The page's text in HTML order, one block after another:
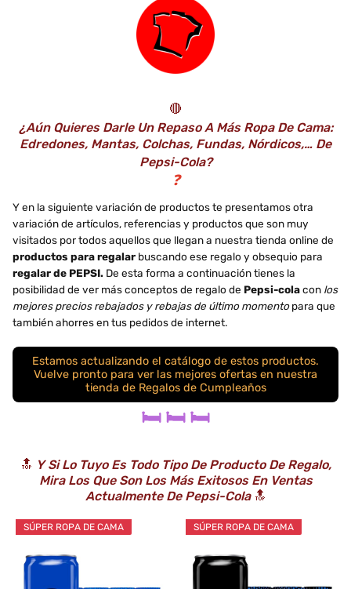
🔴
¿Aún Quieres Darle Un Repaso A Más Ropa De Cama:
Edredones, Mantas, Colchas, Fundas, Nórdicos,… De
Pepsi-Cola?
❓
Y en la siguiente variación de productos te presentamos otra
variación de artículos, referencias y productos que son muy
visitados por todos aquellos que llegan a nuestra tienda online de
productos para regalar buscando ese regalo y obsequio para
regalar de PEPSI. De esta forma a continuación tienes la
posibilidad de ver más conceptos de regalo de Pepsi-colacon los
mejores precios rebajados y rebajas de último momentopara que
también ahorres en tus pedidos de internet.
Estamos actualizando el catálogo de estos productos.
Vuelve pronto para ver las mejores ofertas en nuestra
tienda de Regalos de Cumpleaños
🛏️ 🛏️ 🛏️
🔝 Y Si Lo Tuyo Es Todo Tipo De Producto De Regalo,
Mira Los Que Son Los Más Exitosos En Ventas
Actualmente De Pepsi-Cola🔝
SÚPER ROPA DE CAMA SÚPER ROPA DE CAMA